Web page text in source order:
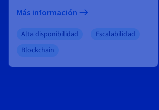
Más información
Alta disponibilidad
Escalabilidad
Blockchain